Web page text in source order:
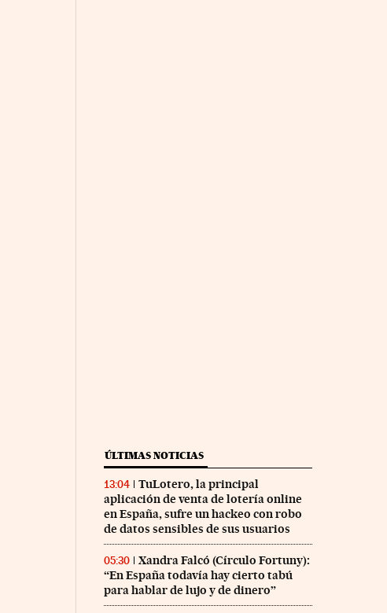
ÚLTIMAS NOTICIAS
13:04
TuLotero, la principal
aplicación de venta de lotería online
en España, sufre un hackeo con robo
de datos sensibles de sus usuarios
05:30
Xandra Falcó (Círculo Fortuny):
“En España todavía hay cierto tabú
para hablar de lujo y de dinero”